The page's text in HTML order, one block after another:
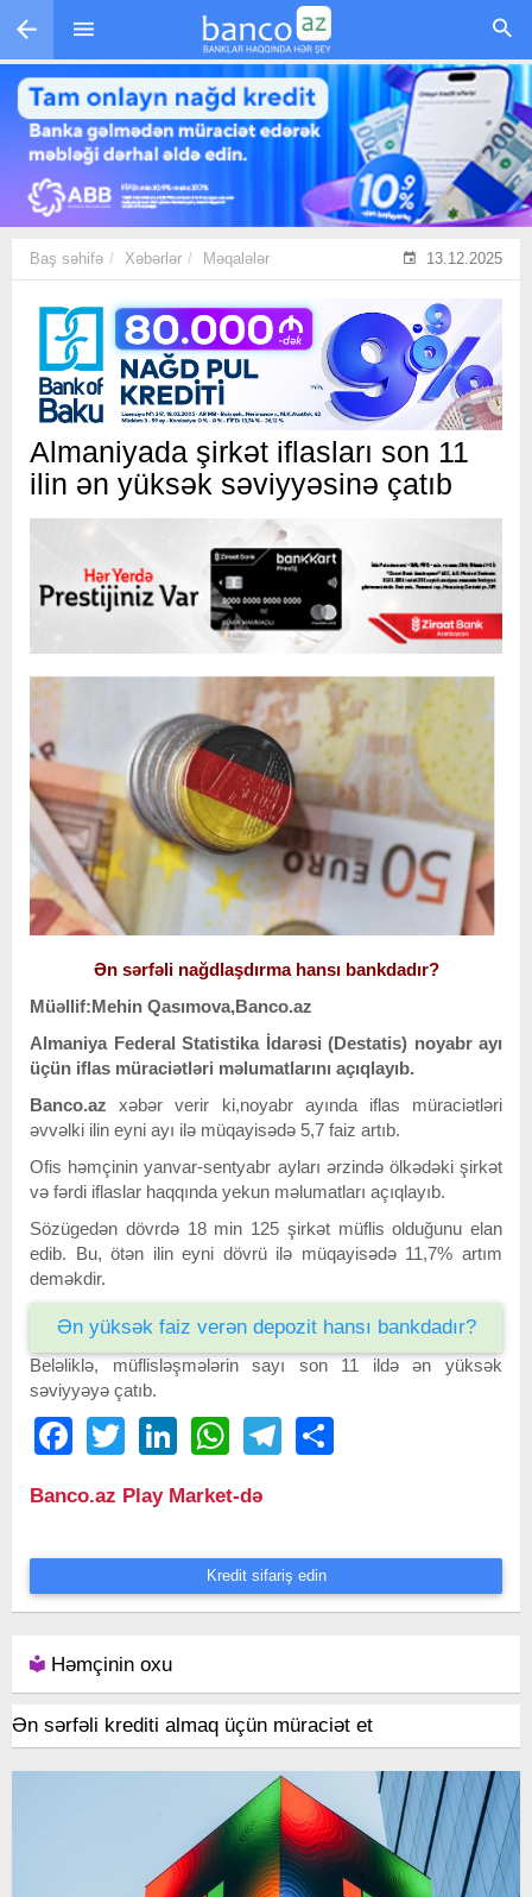
Skip to main content
Baş səhifə Xəbərlər Məqalələr 13.12.2025
Almaniyada şirkət iflasları son 11
ilin ən yüksək səviyyəsinə çatıb
Ən sərfəli nağdlaşdırma hansı bankdadır?
Müəllif:Mehin Qasımova,Banco.az
Almaniya Federal Statistika İdarəsi (Destatis) noyabr ayı
üçün iflas müraciətləri məlumatlarını açıqlayıb.
Banco.az xəbər verir ki,noyabr ayında iflas müraciətləri
əvvəlki ilin eyni ayı ilə müqayisədə 5,7 faiz artıb.
Ofis həmçinin yanvar-sentyabr ayları ərzində ölkədəki şirkət
və fərdi iflaslar haqqında yekun məlumatları açıqlayıb.
Sözügedən dövrdə 18 min 125 şirkət müflis olduğunu elan
edib. Bu, ötən ilin eyni dövrü ilə müqayisədə 11,7% artım
deməkdir.
Ən yüksək faiz verən depozit hansı bankdadır?
Beləliklə, müflisləşmələrin sayı son 11 ildə ən yüksək
səviyyəyə çatıb.
FacebookTwitter LinkedIn WhatsAppTelegram
Banco.az Play Market-də
Kredit sifariş edin
Həmçinin oxu
Ən sərfəli krediti almaq üçün müraciət et